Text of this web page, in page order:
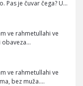
Pas je čuvar čega? U…
ve rahmetullahi ve
obaveza…
ve rahmetullahi ve
bez muža.…